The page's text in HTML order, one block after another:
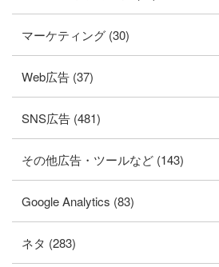
マーケティング (30)
Web広告 (37)
SNS広告 (481)
その他広告・ツールなど (143)
Google Analytics (83)
ネタ (283)